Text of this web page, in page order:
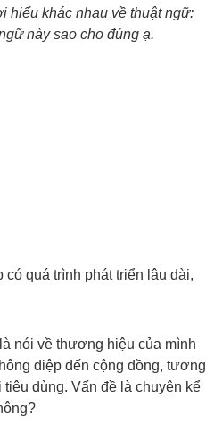
hiểu khác nhau về thuật ngữ:
này sao cho đúng ạ.
quá trình phát triển lâu dài,
nói về thương hiệu của mình
điệp đến cộng đồng, tương
dùng. Vấn đề là chuyện kể